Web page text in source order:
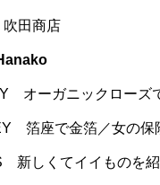
吹田商店
オーガニックローズ
箔座で金箔／女の保
新しくてイイものを紹